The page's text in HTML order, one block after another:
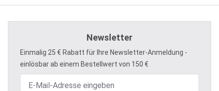
Newsletter
Einmalig 25 € Rabatt für Ihre Newsletter-Anmeldung -
einlösbar ab einem Bestellwert von 150 €